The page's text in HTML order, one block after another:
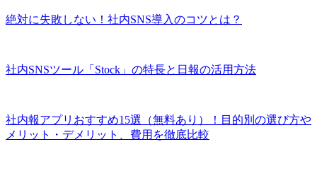
絶対に失敗しない！社内SNS導入のコツとは？
社内SNSツール「Stock」の特長と日報の活用方法
社内報アプリおすすめ15選（無料あり）！目的別の選び方や
メリット・デメリット、費用を徹底比較